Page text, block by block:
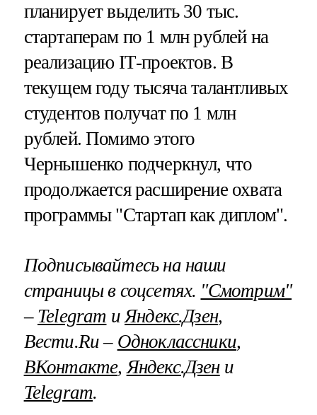
планирует выделить 30 тыс.
стартаперам по 1 млн рублей на
реализацию IТ-проектов. В
текущем году тысяча талантливых
студентов получат по 1 млн
рублей. Помимо этого
Чернышенко подчеркнул, что
продолжается расширение охвата
программы "Стартап как диплом".
Подписывайтесь на наши
страницы в соцсетях. "Смотрим"
– Telegram иЯндекс.Дзен,
Вести.Ru – Одноклассники,
ВКонтакте,Яндекс.Дзени
Telegram.